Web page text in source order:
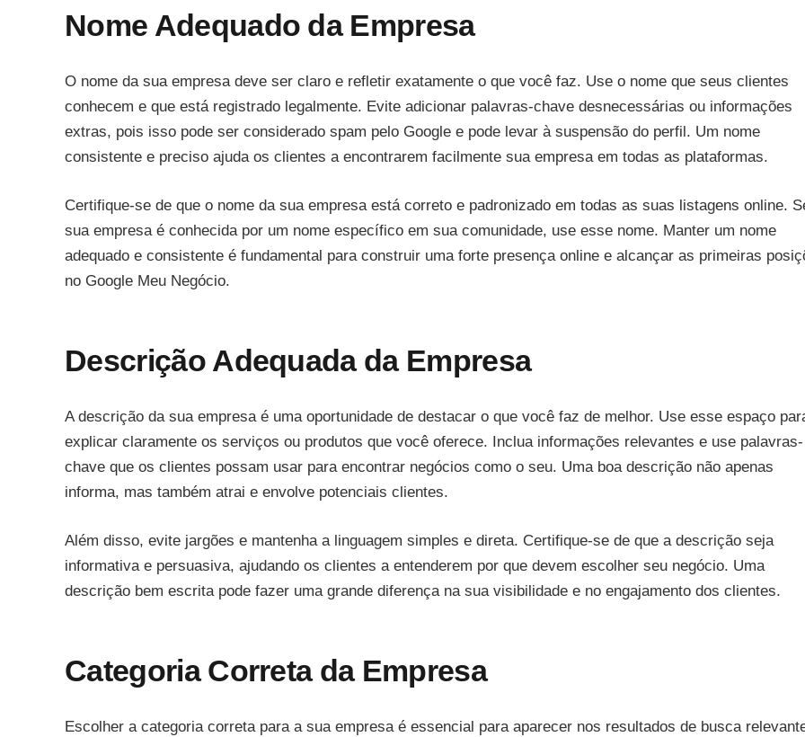
Nome Adequado da Empresa
O nome da sua empresa deve ser claro e refletir exatamente o que você faz. Use o nome que seus clientes
conhecem e que está registrado legalmente. Evite adicionar palavras-chave desnecessárias ou informações
extras, pois isso pode ser considerado spam pelo Google e pode levar à suspensão do perfil. Um nome
consistente e preciso ajuda os clientes a encontrarem facilmente sua empresa em todas as plataformas.
Certifique-se de que o nome da sua empresa está correto e padronizado em todas as suas listagens online.
sua empresa é conhecida por um nome específico em sua comunidade, use esse nome. Manter um nome
adequado e consistente é fundamental para construir uma forte presença online e alcançar as primeiras
no Google Meu Negócio.
Descrição Adequada da Empresa
A descrição da sua empresa é uma oportunidade de destacar o que você faz de melhor. Use esse espaço
explicar claramente os serviços ou produtos que você oferece. Inclua informações relevantes e use palavras-
chave que os clientes possam usar para encontrar negócios como o seu. Uma boa descrição não apenas
informa, mas também atrai e envolve potenciais clientes.
Além disso, evite jargões e mantenha a linguagem simples e direta. Certifique-se de que a descrição seja
informativa e persuasiva, ajudando os clientes a entenderem por que devem escolher seu negócio. Uma
descrição bem escrita pode fazer uma grande diferença na sua visibilidade e no engajamento dos clientes.
Categoria Correta da Empresa
Escolher a categoria correta para a sua empresa é essencial para aparecer nos resultados de busca